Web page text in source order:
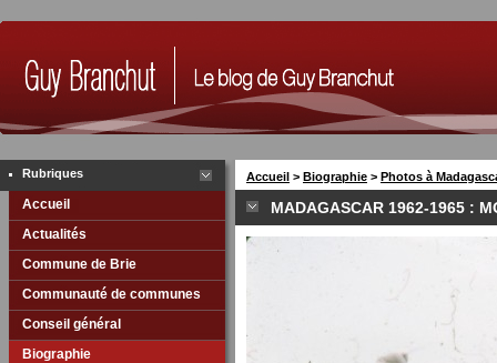
Rubriques
Accueil
Actualités
Commune de Brie
Communauté de communes
Conseil général
Biographie
Accueil > Biographie > Photos à
MADAGASCAR 1962-1965 :